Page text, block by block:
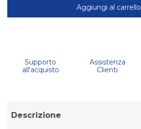
Aggiungi al carrello
Supporto
all'acquisto
Assistenza
Clienti
Descrizione